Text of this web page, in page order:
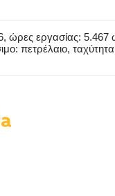
ώρες εργασίας: 5.467
πετρέλαιο,